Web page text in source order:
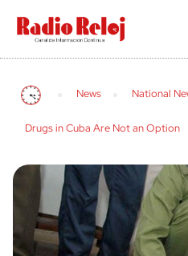
cerrar
News National
Drugs in Cuba Are Not an Option